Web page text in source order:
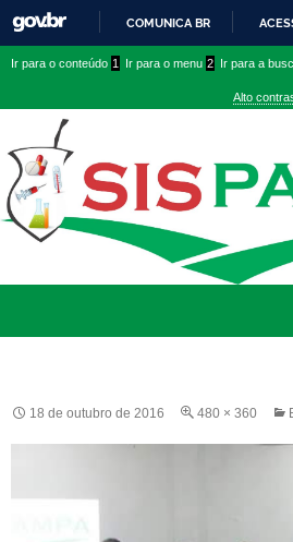
PARA
COMUNICA BR
conteúdo
menu
superior
Ir para o conteúdo 1 Ir para o menu 2 Ir para a
Alto
18 de outubro de 2016 480 × 360